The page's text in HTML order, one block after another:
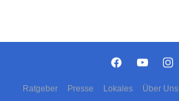
Ratgeber Presse Lokales Über Uns